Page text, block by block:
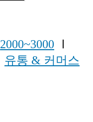
2000~3000 Ⅰ
유통 & 커머스